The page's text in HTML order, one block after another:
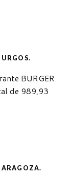
BURGER
de 989,93